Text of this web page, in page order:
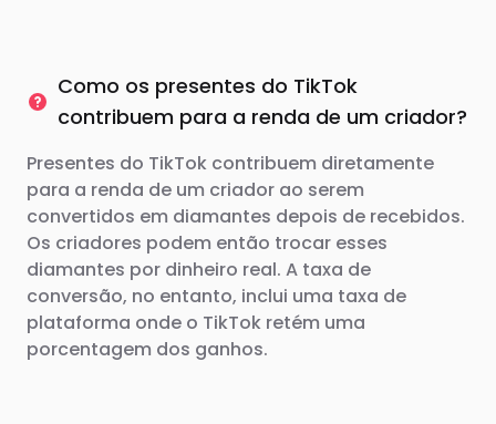
Como os presentes do TikTok
contribuem para a renda de um criador?
Presentes do TikTok contribuem diretamente
para a renda de um criador ao serem
convertidos em diamantes depois de recebidos.
Os criadores podem então trocar esses
diamantes por dinheiro real. A taxa de
conversão, no entanto, inclui uma taxa de
plataforma onde o TikTok retém uma
porcentagem dos ganhos.